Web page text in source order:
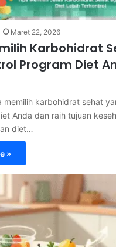
Maret 22, 2026
Karbohidrat
Program Diet
memilih karbohidrat sehat
Anda dan raih tujuan
diet…
»